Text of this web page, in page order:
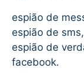
espião de
espião de
espião de
facebook.